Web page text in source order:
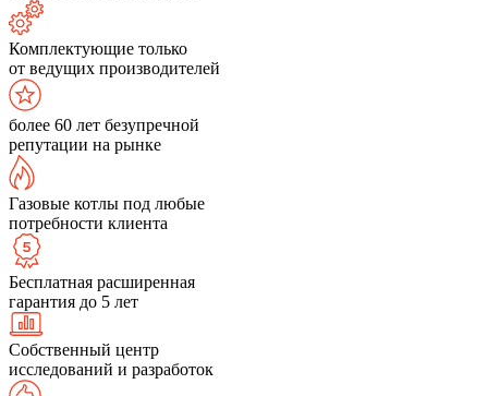
Комплектующие только
от ведущих производителей
более 60 лет безупречной
репутации на рынке
Газовые котлы под любые
потребности клиента
Бесплатная расширенная
гарантия до 5 лет
Собственный центр
исследований и разработок